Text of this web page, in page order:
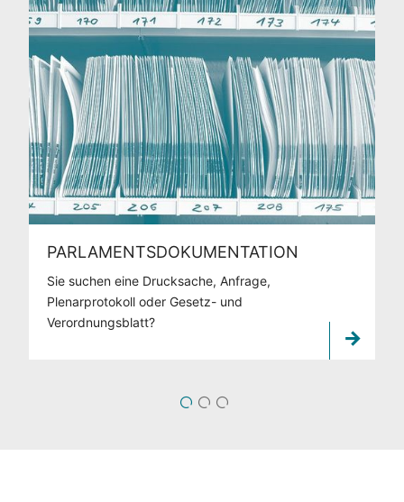
PARLAMENTSDOKUMENTATION
Sie suchen eine Drucksache, Anfrage,
Plenarprotokoll oder Gesetz- und
Verordnungsblatt?
1 2